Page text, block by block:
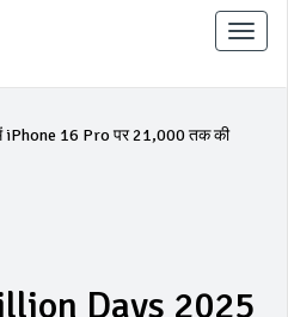
टॉगल
से
16 Pro पर ₹21,000 तक की
Days 2025